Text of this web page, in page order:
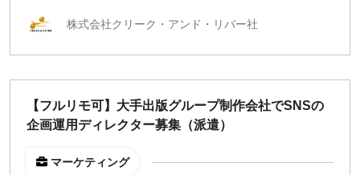
株式会社クリーク・アンド・リバー社
【フルリモ可】大手出版グループ制作会社でSNSの
企画運用ディレクター募集（派遣）
マーケティング